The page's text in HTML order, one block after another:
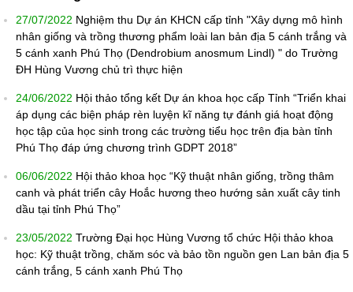
27/07/2022 Nghiệm thu Dự án KHCN cấp tỉnh "Xây dựng mô hình
nhân giống và trồng thương phẩm loài lan bản địa 5 cánh trắng và
5 cánh xanh Phú Thọ (Dendrobium anosmum Lindl) " do Trường
ĐH Hùng Vương chủ trì thực hiện
24/06/2022 Hội thảo tổng kết Dự án khoa học cấp Tỉnh “Triển khai
áp dụng các biện pháp rèn luyện kĩ năng tự đánh giá hoạt động
học tập của học sinh trong các trường tiểu học trên địa bàn tỉnh
Phú Thọ đáp ứng chương trình GDPT 2018”
06/06/2022 Hội thảo khoa học “Kỹ thuật nhân giống, trồng thâm
canh và phát triển cây Hoắc hương theo hướng sản xuất cây tinh
dầu tại tỉnh Phú Thọ”
23/05/2022 Trường Đại học Hùng Vương tổ chức Hội thảo khoa
học: Kỹ thuật trồng, chăm sóc và bảo tồn nguồn gen Lan bản địa 5
cánh trắng, 5 cánh xanh Phú Thọ